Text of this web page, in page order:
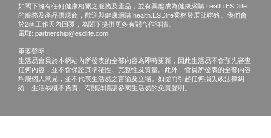
小便酮
小便酸鹼度
小便蛋白質
小便比重
小便尿糖
小便尿膽素
小便白血球
自取報告時間 :
星期一至五 : 上午 9時至下午7時
星期六 : 上午 9時至下午5時
備註：
講解，需另外收取$350解析報告費。
如閣下擁有任何健康相關之服務及產品，並有興趣成為健康網購 health.ESDlife
的服務及產品供應商，歡迎與健康網購 health.ESDlife業務發展部聯絡。我們會
於2個工作天內回覆，為閣下提供更多有關合作詳情。
電郵: partnership@esdlife.com
重要聲明：
生活易會員於本網站內所發表的全部內容為即時更新，因此生活易不會預先審查
任何內容，並不會保證其準確性、完整性及質量。此外，會員所發表的全部內容
均屬個人意見，並不代表生活易之言論及立場。如從而引起任何損失或法律糾
紛，生活易概不負責。有關詳情請參閱生活易的免責聲明。